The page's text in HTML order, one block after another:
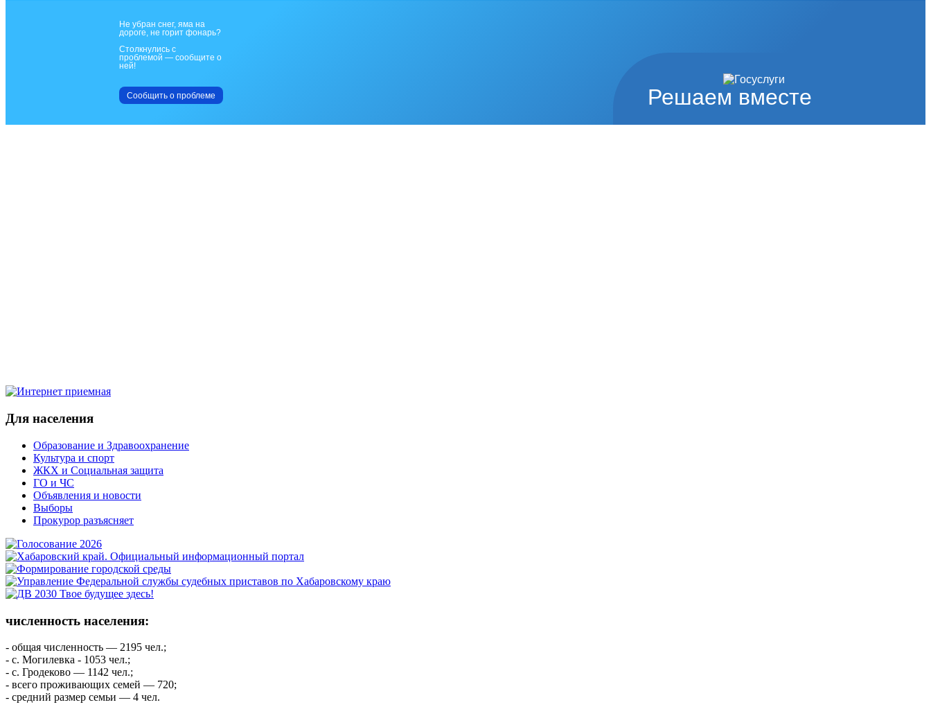
Решаем вместе
Не убран снег, яма на
дороге, не горит фонарь?
Столкнулись с
проблемой — сообщите о
ней!
Сообщить о проблеме
Для населения
Образование и Здравоохранение
Культура и спорт
ЖКХ и Социальная защита
ГО и ЧС
Объявления и новости
Выборы
Прокурор разъясняет
численность населения:
- общая численность — 2195 чел.;
- с. Могилевка - 1053 чел.;
- с. Гродеково — 1142 чел.;
- всего проживающих семей — 720;
- средний размер семьи — 4 чел.